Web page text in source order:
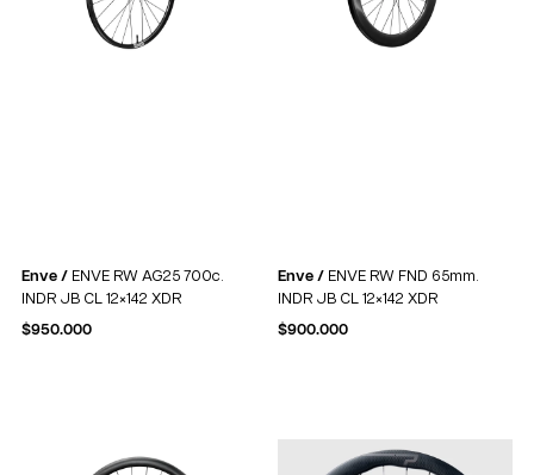
Enve / ENVE RW AG25 700c.
INDR JB CL 12×142 XDR
$950.000
Enve / ENVE RW FND 65mm.
INDR JB CL 12×142 XDR
$900.000